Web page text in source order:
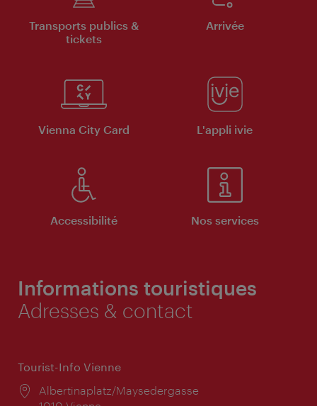
Transports publics &
tickets
Arrivée
Vienna City Card L'appli ivie
Accessibilité Nos services
Informations touristiques
Adresses & contact
Tourist-Info Vienne
Lieu:
Albertinaplatz/Maysedergasse